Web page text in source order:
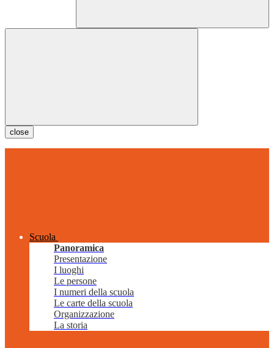
close
Scuola
Panoramica
Presentazione
I luoghi
Le persone
I numeri della scuola
Le carte della scuola
Organizzazione
La storia